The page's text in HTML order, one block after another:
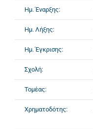
Ημ. Έναρξης:
Ημ. Λήξης:
Ημ. Έγκρισης:
Σχολή:
Τομέας:
Χρηματοδότης: